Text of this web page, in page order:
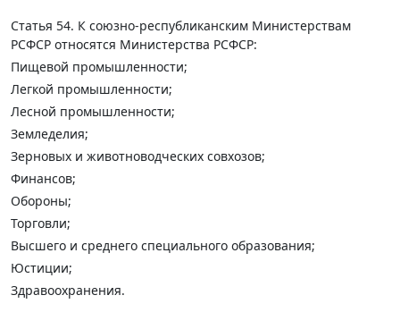
Статья 54. К союзно-республиканским Министерствам
РСФСР относятся Министерства РСФСР:
Пищевой промышленности;
Легкой промышленности;
Лесной промышленности;
Земледелия;
Зерновых и животноводческих совхозов;
Финансов;
Обороны;
Торговли;
Высшего и среднего специального образования;
Юстиции;
Здравоохранения.